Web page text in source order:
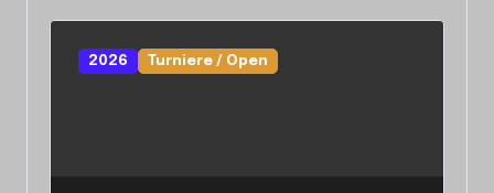
2026 Turniere / Open